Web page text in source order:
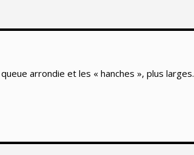
arrondie et les « hanches », plus larges.